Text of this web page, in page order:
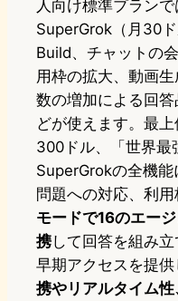
人向け標準プランで
SuperGrok（月30
Build、チャットの
用枠の拡大、動画
数の増加による回
どが使えます。最
300ドル、「世界最
SuperGrokの全機
問題への対応、利
モードで16のエー
携して回答を組み
早期アクセスを提供
携やリアルタイム